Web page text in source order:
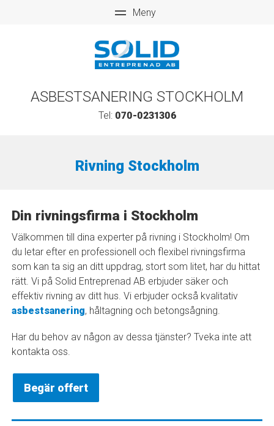
ASBESTSANERING STOCKHOLM
Tel: 070-0231306
Rivning Stockholm
Din rivningsfirma i Stockholm
Välkommen till dina experter på rivning i Stockholm! Om
du letar efter en professionell och flexibel rivningsfirma
som kan ta sig an ditt uppdrag, stort som litet, har du hittat
rätt. Vi på Solid Entreprenad AB erbjuder säker och
effektiv rivning av ditt hus. Vi erbjuder också kvalitativ
asbestsanering, håltagning och betongsågning.
Har du behov av någon av dessa tjänster? Tveka inte att
kontakta oss.
Begär offert